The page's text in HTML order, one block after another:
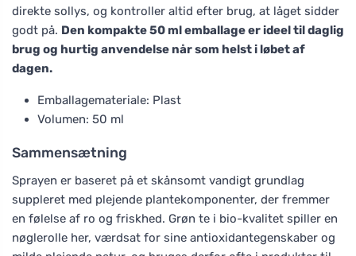
direkte sollys, og kontroller altid efter brug, at låget sidder
godt på. Den kompakte 50 ml emballage er ideel til daglig
brug og hurtig anvendelse når som helst i løbet af
dagen.
Emballagemateriale: Plast
Volumen: 50 ml
Sammensætning
Sprayen er baseret på et skånsomt vandigt grundlag
suppleret med plejende plantekomponenter, der fremmer
en følelse af ro og friskhed. Grøn te i bio-kvalitet spiller en
nøglerolle her, værdsat for sine antioxidantegenskaber og